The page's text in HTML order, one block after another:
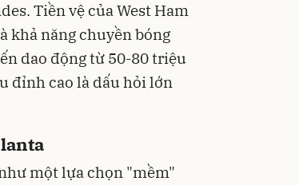
Tiền vệ của West Ham
khả năng chuyền bóng
dao động từ 50-80 triệu
đỉnh cao là dấu hỏi lớn
một lựa chọn "mềm"